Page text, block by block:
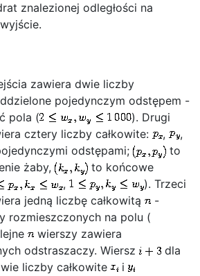
znalezionej odległości na
zawiera dwie liczby
pojedynczym odstępem -
pola (
). Drugi
cztery liczby całkowite:
,
,
odstępami;
to
żaby,
to końcowe
,
). Trzeci
jedną liczbę całkowitą
-
rozmieszczonych na polu (
wierszy zawiera
odstraszaczy. Wiersz
dla
liczby całkowite
i